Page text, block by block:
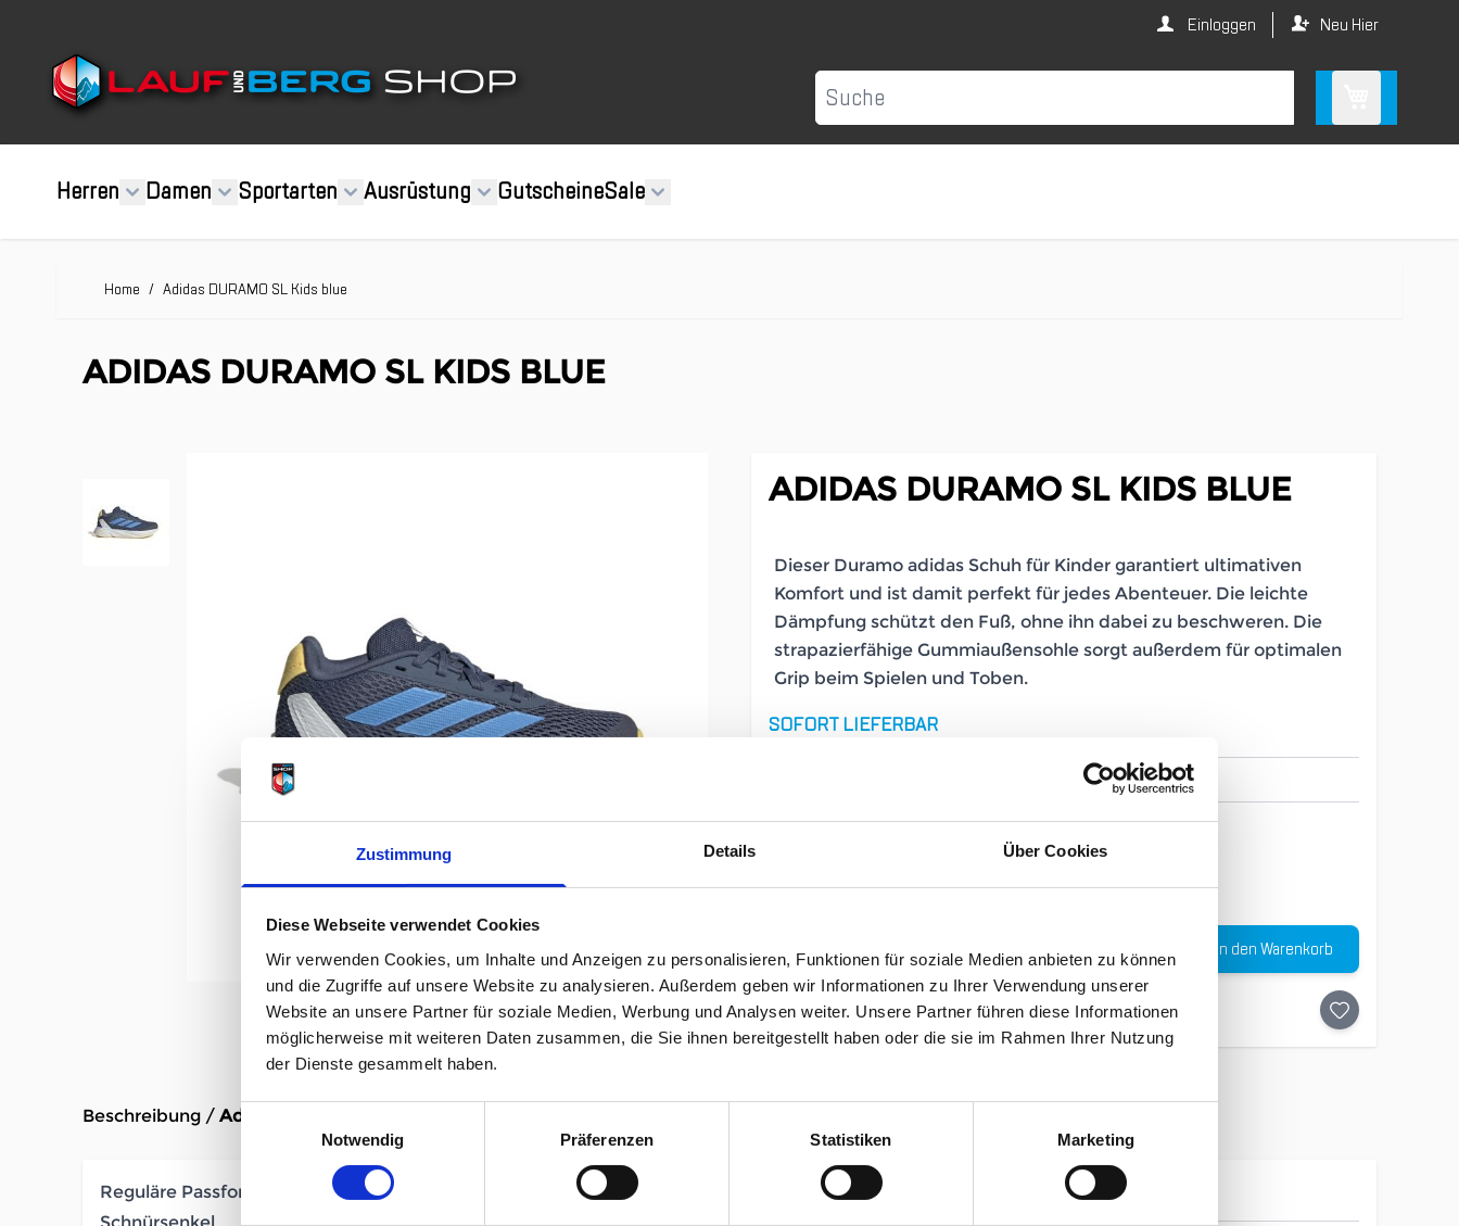
Zustimmung Details Über Cookies
Diese Webseite verwendet Cookies
Wir verwenden Cookies, um Inhalte und Anzeigen zu personalisieren, Funktionen für soziale Medien anbieten zu können
und die Zugriffe auf unsere Website zu analysieren. Außerdem geben wir Informationen zu Ihrer Verwendung unserer
Website an unsere Partner für soziale Medien, Werbung und Analysen weiter. Unsere Partner führen diese Informationen
möglicherweise mit weiteren Daten zusammen, die Sie ihnen bereitgestellt haben oder die sie im Rahmen Ihrer Nutzung
der Dienste gesammelt haben.
Einwilligungsauswahl
Notwendig
Präferenzen Statistiken Marketing
Einloggen Neu Hier
Suche
Herren Damen Sportarten Ausrüstung GutscheineSale
Home / Adidas DURAMO SL Kids blue
ADIDAS DURAMO SL KIDS BLUE
ADIDAS DURAMO SL KIDS BLUE
Dieser Duramo adidas Schuh für Kinder garantiert ultimativen
Komfort und ist damit perfekt für jedes Abenteuer. Die leichte
Dämpfung schützt den Fuß, ohne ihn dabei zu beschweren. Die
strapazierfähige Gummiaußensohle sorgt außerdem für optimalen
Grip beim Spielen und Toben.
SOFORT LIEFERBAR
LB_346063006
4
unser Preis ab:34,97 €-30% In den Warenkorb
Beschreibung / Adidas DURAMO SL Kids blue
Reguläre Passform
Hersteller Adidas